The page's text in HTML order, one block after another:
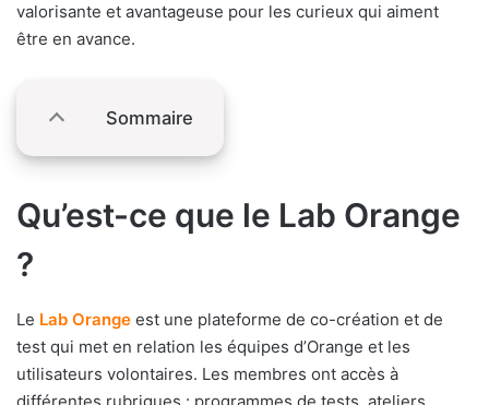
valorisante et avantageuse pour les curieux qui aiment
être en avance.
Sommaire
Qu’est-ce que le Lab Orange
?
Le Lab Orange est une plateforme de co-création et de
test qui met en relation les équipes d’Orange et les
utilisateurs volontaires. Les membres ont accès à